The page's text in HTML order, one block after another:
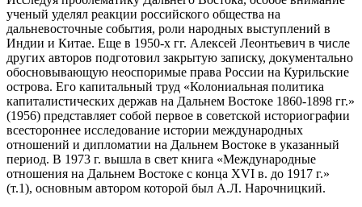
ученый уделял реакции российского общества на
дальневосточные события, роли народных выступлений в
Индии и Китае. Еще в 1950-х гг. Алексей Леонтьевич в числе
других авторов подготовил закрытую записку, документально
обосновывающую неоспоримые права России на Курильские
острова. Его капитальный труд «Колониальная политика
капиталистических держав на Дальнем Востоке 1860-1898 гг.»
(1956) представляет собой первое в советской историографии
всестороннее исследование истории международных
отношений и дипломатии на Дальнем Востоке в указанный
период. В 1973 г. вышла в свет книга «Международные
отношения на Дальнем Востоке с конца XVI в. до 1917 г.»
(т.1), основным автором которой был А.Л. Нарочницкий.